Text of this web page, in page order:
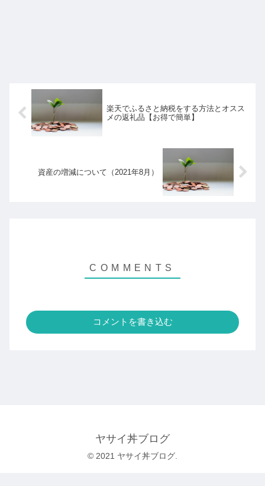
楽天でふるさと納税をする方法とオスス
メの返礼品【お得で簡単】
資産の増減について（2021年8月）
コメントを書き込む
ヤサイ丼ブログ
© 2021 ヤサイ丼ブログ.